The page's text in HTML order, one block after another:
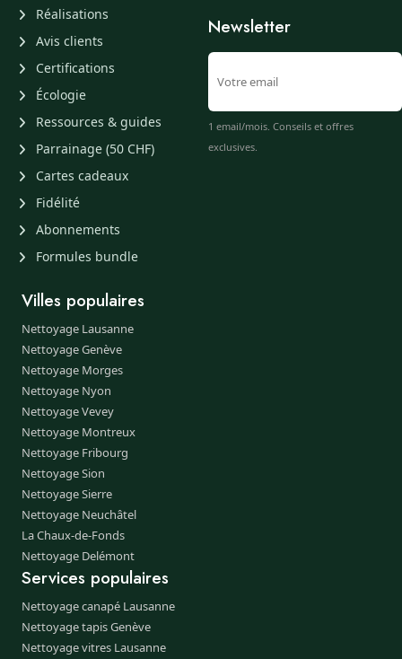
Réalisations
Avis clients
Certifications
Écologie
Ressources & guides
Parrainage (50 CHF)
Cartes cadeaux
Fidélité
Abonnements
Formules bundle
Newsletter
1 email/mois. Conseils et offres
exclusives.
Villes populaires
Nettoyage Lausanne
Nettoyage Genève
Nettoyage Morges
Nettoyage Nyon
Nettoyage Vevey
Nettoyage Montreux
Nettoyage Fribourg
Nettoyage Sion
Nettoyage Sierre
Nettoyage Neuchâtel
La Chaux-de-Fonds
Nettoyage Delémont
Services populaires
Nettoyage canapé Lausanne
Nettoyage tapis Genève
Nettoyage vitres Lausanne